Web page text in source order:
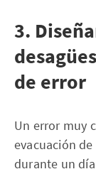
3.
de error
Un error muy
evacuación
durante un